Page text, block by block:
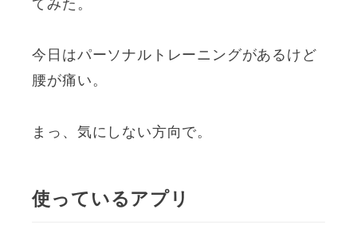
てみた。
今日はパーソナルトレーニングがあるけど
腰が痛い。
まっ、気にしない方向で。
使っているアプリ